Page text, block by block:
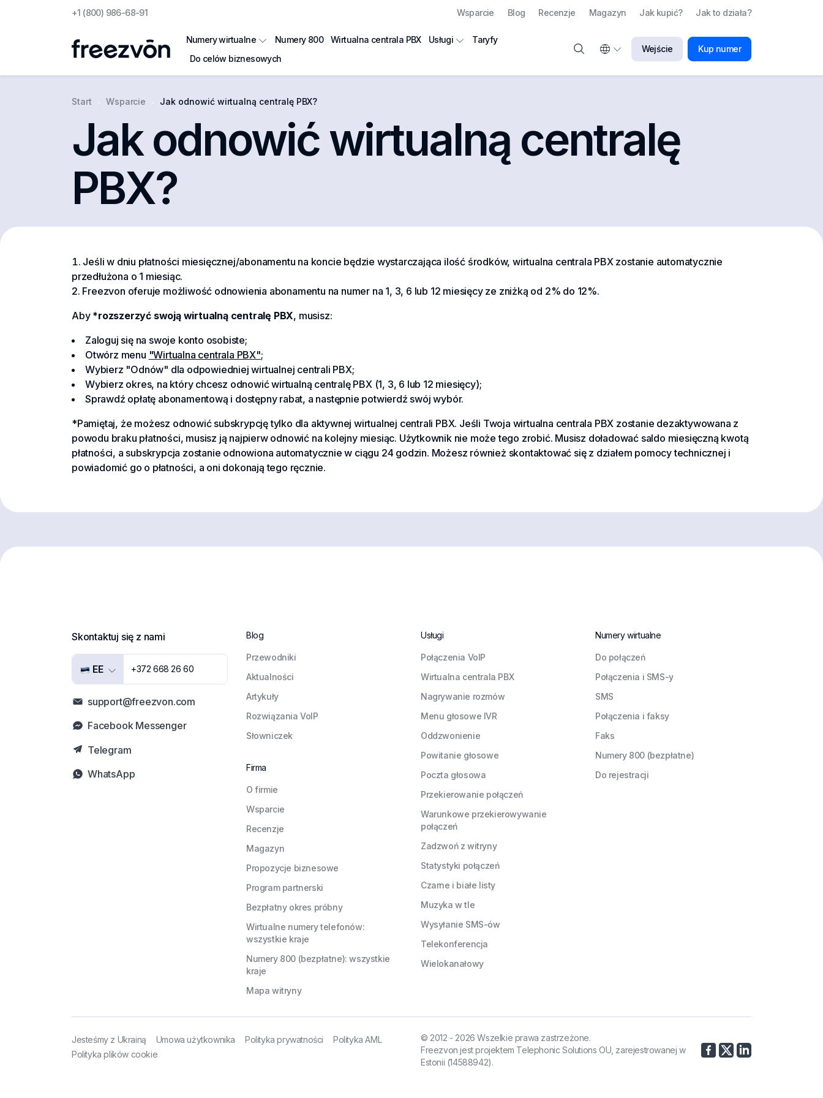
+1 (800) 986-68-91 Wsparcie Blog Recenzje Magazyn Jak kupić? Jak to działa?
Wejście Kup numer
Numery wirtualne Numery 800 Wirtualna centrala PBX Usługi
Taryfy
Do celów biznesowych
Start Wsparcie Jak odnowić wirtualną centralę PBX?
Jak odnowić wirtualną centralę
PBX?
Jeśli w dniu płatności miesięcznej/abonamentu na koncie będzie wystarczająca ilość środków, wirtualna centrala PBX zostanie automatycznie
przedłużona o 1 miesiąc.
Freezvon oferuje możliwość odnowienia abonamentu na numer na 1, 3, 6 lub 12 miesięcy ze zniżką od 2% do 12%.
Aby *rozszerzyć swoją wirtualną centralę PBX, musisz:
Zaloguj się na swoje konto osobiste;
Otwórz menu "Wirtualna centrala PBX";
Wybierz "Odnów" dla odpowiedniej wirtualnej centrali PBX;
Wybierz okres, na który chcesz odnowić wirtualną centralę PBX (1, 3, 6 lub 12 miesięcy);
Sprawdź opłatę abonamentową i dostępny rabat, a następnie potwierdź swój wybór.
*Pamiętaj, że możesz odnowić subskrypcję tylko dla aktywnej wirtualnej centrali PBX. Jeśli Twoja wirtualna centrala PBX zostanie dezaktywowana z
powodu braku płatności, musisz ją najpierw odnowić na kolejny miesiąc. Użytkownik nie może tego zrobić. Musisz doładować saldo miesięczną kwotą
płatności, a subskrypcja zostanie odnowiona automatycznie w ciągu 24 godzin. Możesz również skontaktować się z działem pomocy technicznej i
powiadomić go o płatności, a oni dokonają tego ręcznie.
Skontaktuj się z nami
EE +372 668 26 60
support@freezvon.com
Facebook Messenger
Telegram
WhatsApp
Blog
Przewodniki
Aktualności
Artykuły
Rozwiązania VoIP
Słowniczek
Firma
O firmie
Wsparcie
Recenzje
Magazyn
Propozycje biznesowe
Program partnerski
Bezpłatny okres próbny
Wirtualne numery telefonów:
wszystkie kraje
Numery 800 (bezpłatne): wszystkie
kraje
Mapa witryny
Usługi
Połączenia VoIP
Wirtualna centrala PBX
Nagrywanie rozmów
Menu głosowe IVR
Oddzwonienie
Powitanie głosowe
Poczta głosowa
Przekierowanie połączeń
Warunkowe przekierowywanie
połączeń
Zadzwoń z witryny
Statystyki połączeń
Czarne i białe listy
Muzyka w tle
Wysyłanie SMS-ów
Telekonferencja
Wielokanałowy
Numery wirtualne
Do połączeń
Połączenia i SMS-y
SMS
Połączenia i faksy
Faks
Numery 800 (bezpłatne)
Do rejestracji
Jesteśmy z Ukrainą Umowa użytkownika Polityka prywatności
Polityka AML
Polityka plików cookie
© 2012 - 2026 Wszelkie prawa zastrzeżone.
Freezvon jest projektem Telephonic Solutions OU, zarejestrowanej w
Estonii (14588942).